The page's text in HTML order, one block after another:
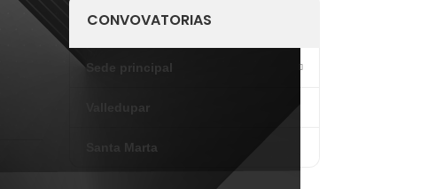
CONVOVATORIAS
Sede principal
Valledupar
Santa Marta